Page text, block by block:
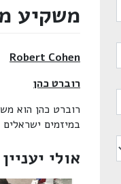
משקיע
Robert Cohen
רוברט כהן
רוברט כהן הוא
במיזמים ישראלים בסכומים של
אולי